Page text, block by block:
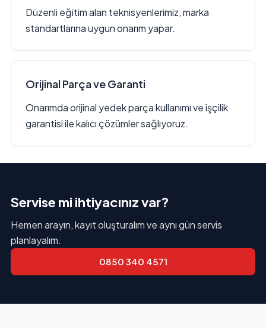
Düzenli eğitim alan teknisyenlerimiz, marka
standartlarına uygun onarım yapar.
Orijinal Parça ve Garanti
Onarımda orijinal yedek parça kullanımı ve işçilik
garantisi ile kalıcı çözümler sağlıyoruz.
Servise mi ihtiyacınız var?
Hemen arayın, kayıt oluşturalım ve aynı gün servis
planlayalım.
0850 340 4571